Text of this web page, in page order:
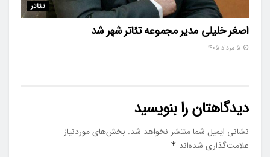
تئاتر
اصغر خلیلی مدیر مجموعه تئاتر شهر شد
دیدگاهتان را بنویسید
نشانی ایمیل شما منتشر نخواهد شد. بخش‌های موردنیاز
علامت‌گذاری شده‌اند *